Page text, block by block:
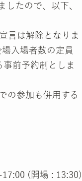
したので、以下、
言は解除となりま
入場者数の定員
前予約制としま
の参加も併用する
(開場 : 13:30)